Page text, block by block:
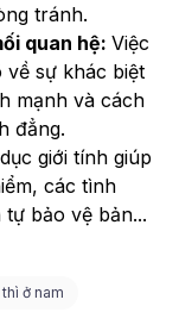
tránh.
quan hệ: Việc
về sự khác biệt
mạnh và cách
đẳng.
giới tính giúp
các tình
tự bảo vệ bản...
ở nam